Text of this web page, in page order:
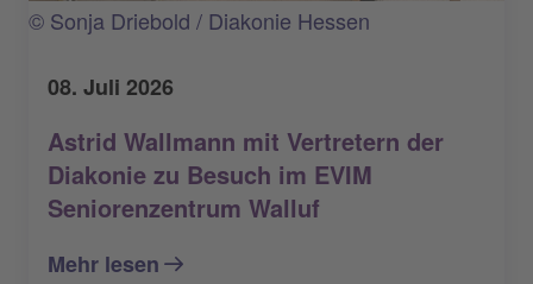
© Sonja Driebold / Diakonie Hessen
08. Juli 2026
Astrid Wallmann mit Vertretern der
Diakonie zu Besuch im EVIM
Seniorenzentrum Walluf
Mehr lesen